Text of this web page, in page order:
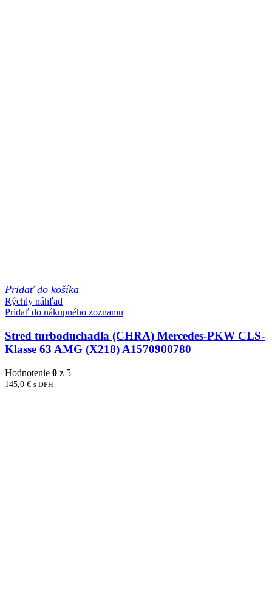
Pridať do košíka
Rýchly náhľad
Pridať do nákupného zoznamu
Stred turboduchadla (CHRA) Mercedes-PKW CLS-
Klasse 63 AMG (X218) A1570900780
Hodnotenie 0 z 5
145,0 € s DPH